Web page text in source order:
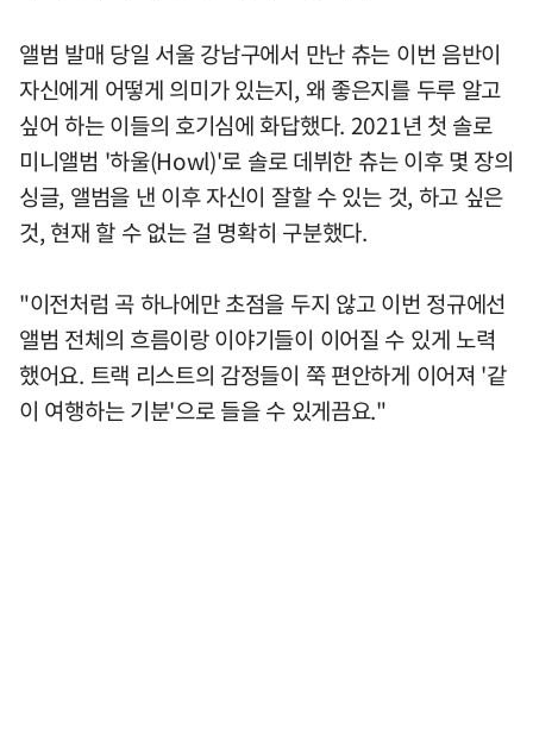
앨범 발매 당일 서울 강남구에서 만난 츄는 이번 음반이
자신에게 어떻게 의미가 있는지, 왜 좋은지를 두루 알고
싶어 하는 이들의 호기심에 화답했다. 2021년 첫 솔로
미니앨범 '하울(Howl)'로 솔로 데뷔한 츄는 이후 몇 장의
싱글, 앨범을 낸 이후 자신이 잘할 수 있는 것, 하고 싶은
것, 현재 할 수 없는 걸 명확히 구분했다.
"이전처럼 곡 하나에만 초점을 두지 않고 이번 정규에선
앨범 전체의 흐름이랑 이야기들이 이어질 수 있게 노력
했어요. 트랙 리스트의 감정들이 쭉 편안하게 이어져 '같
이 여행하는 기분'으로 들을 수 있게끔요."